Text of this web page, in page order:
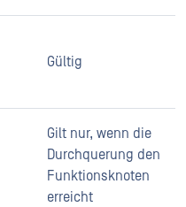
Gültig
Gilt nur, wenn die
Durchquerung den
Funktionsknoten
erreicht